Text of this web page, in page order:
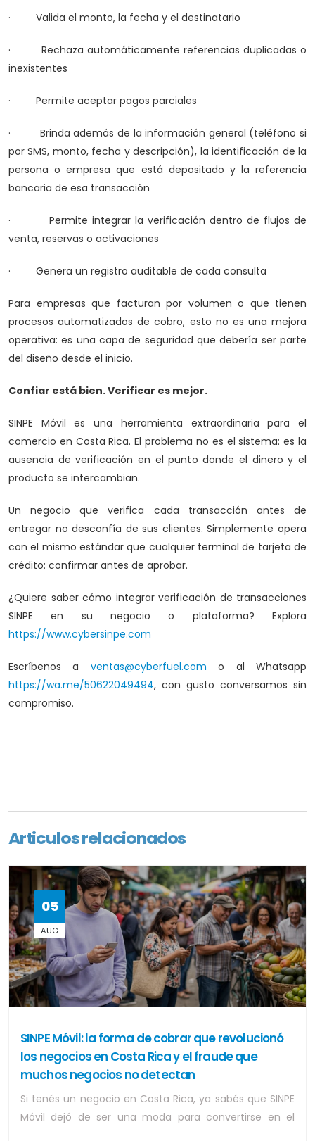
· Valida el monto, la fecha y el destinatario
· Rechaza automáticamente referencias duplicadas o
inexistentes
· Permite aceptar pagos parciales
· Brinda además de la información general (teléfono si
por SMS, monto, fecha y descripción), la identificación de la
persona o empresa que está depositado y la referencia
bancaria de esa transacción
· Permite integrar la verificación dentro de flujos de
venta, reservas o activaciones
· Genera un registro auditable de cada consulta
Para empresas que facturan por volumen o que tienen
procesos automatizados de cobro, esto no es una mejora
operativa: es una capa de seguridad que debería ser parte
del diseño desde el inicio.
Confiar está bien. Verificar es mejor.
SINPE Móvil es una herramienta extraordinaria para el
comercio en Costa Rica. El problema no es el sistema: es la
ausencia de verificación en el punto donde el dinero y el
producto se intercambian.
Un negocio que verifica cada transacción antes de
entregar no desconfía de sus clientes. Simplemente opera
con el mismo estándar que cualquier terminal de tarjeta de
crédito: confirmar antes de aprobar.
¿Quiere saber cómo integrar verificación de transacciones
SINPE en su negocio o plataforma? Explora
https://www.cybersinpe.com
Escríbenos a ventas@cyberfuel.com o al Whatsapp
https://wa.me/50622049494, con gusto conversamos sin
compromiso.
Articulos relacionados
05
AUG
SINPE Móvil: la forma de cobrar que revolucionó
los negocios en Costa Rica y el fraude que
muchos negocios no detectan
Si tenés un negocio en Costa Rica, ya sabés que SINPE
Móvil dejó de ser una moda para convertirse en el